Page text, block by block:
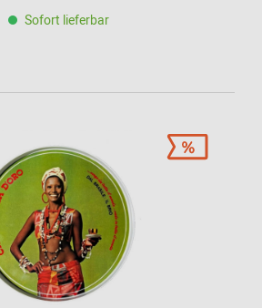
Sofort lieferbar